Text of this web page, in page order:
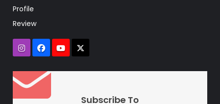
Profile
Review
Subscribe To